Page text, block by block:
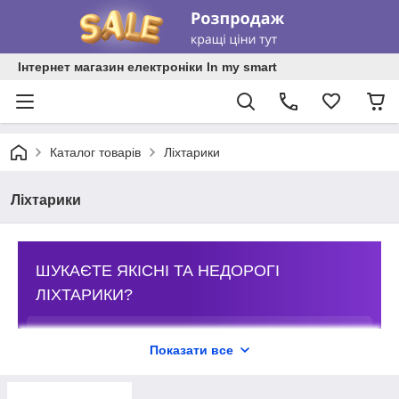
Інтернет магазин електроніки In my smart
Каталог товарів Ліхтарики
Ліхтарики
ШУКАЄТЕ ЯКІСНІ ТА НЕДОРОГІ
ЛІХТАРИКИ?
Ласкаво просимо до інтернет-магазину електроніки In
Показати все